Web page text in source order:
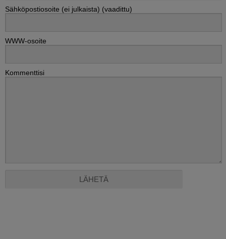
Sähköpostiosoite (ei julkaista) (vaadittu)
WWW-osoite
Kommenttisi